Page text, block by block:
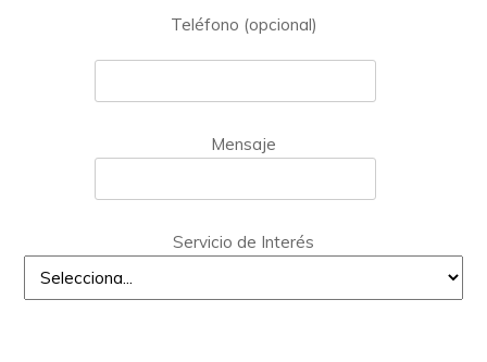
Teléfono (opcional)
Mensaje
Servicio de Interés